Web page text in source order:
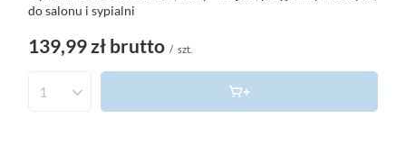
do salonu i sypialni
139,99 zł brutto / szt.